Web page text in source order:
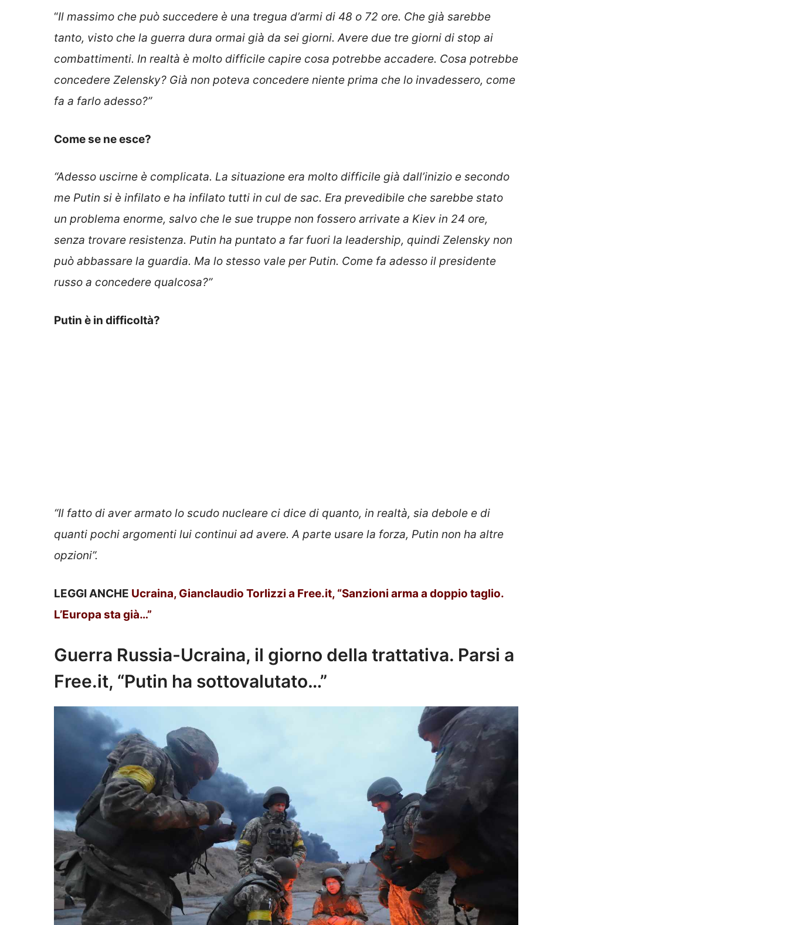
“Il massimo che può succedere è una tregua d’armi di 48 o 72 ore. Che già sarebbe
tanto, visto che la guerra dura ormai già da sei giorni. Avere due tre giorni di stop ai
combattimenti. In realtà è molto difficile capire cosa potrebbe accadere. Cosa potrebbe
concedere Zelensky? Già non poteva concedere niente prima che lo invadessero, come
fa a farlo adesso?”
Come se ne esce?
“Adesso uscirne è complicata. La situazione era molto difficile già dall’inizio e secondo
me Putin si è infilato e ha infilato tutti in cul de sac. Era prevedibile che sarebbe stato
un problema enorme, salvo che le sue truppe non fossero arrivate a Kiev in 24 ore,
senza trovare resistenza. Putin ha puntato a far fuori la leadership, quindi Zelensky non
può abbassare la guardia. Ma lo stesso vale per Putin. Come fa adesso il presidente
russo a concedere qualcosa?”
Putin è in difficoltà?
“Il fatto di aver armato lo scudo nucleare ci dice di quanto, in realtà, sia debole e di
quanti pochi argomenti lui continui ad avere. A parte usare la forza, Putin non ha altre
opzioni”.
LEGGI ANCHE Ucraina, Gianclaudio Torlizzi a Free.it, “Sanzioni arma a doppio taglio.
L’Europa sta già…”
Guerra Russia-Ucraina, il giorno della trattativa. Parsi a
Free.it, “Putin ha sottovalutato…”